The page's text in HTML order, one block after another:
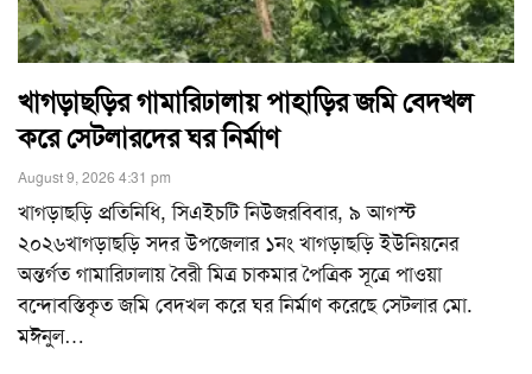
খাগড়াছড়ির গামারিঢালায় পাহাড়ির জমি বেদখল
করে সেটলারদের ঘর নির্মাণ
August 9, 2026 4:31 pm
খাগড়াছড়ি প্রতিনিধি, সিএইচটি নিউজরবিবার, ৯ আগস্ট
২০২৬খাগড়াছড়ি সদর উপজেলার ১নং খাগড়াছড়ি ইউনিয়নের
অন্তর্গত গামারিঢালায় বৈরী মিত্র চাকমার পৈত্রিক সূত্রে পাওয়া
বন্দোবস্তিকৃত জমি বেদখল করে ঘর নির্মাণ করেছে সেটলার মো.
মঈনুল…